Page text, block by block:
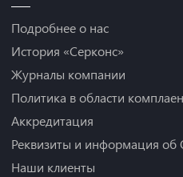
Подробнее о нас
История «Серконс»
Журналы компании
Политика в области
Аккредитация
Реквизиты и информация
Наши клиенты